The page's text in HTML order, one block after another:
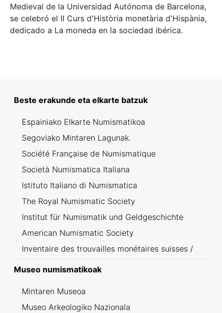
Medieval de la Universidad Autónoma de Barcelona,
se celebró el II Curs d'Història monetària d'Hispània,
dedicado a La moneda en la sociedad ibérica.
Beste erakunde eta elkarte batzuk
Espainiako Elkarte Numismatikoa
Segoviako Mintaren Lagunak.
Société Française de Numismatique
Società Numismatica Italiana
Istituto Italiano di Numismatica
The Royal Numismatic Society
Institut für Numismatik und Geldgeschichte
American Numismatic Society
Inventaire des trouvailles monétaires suisses /
Museo numismatikoak
Mintaren Museoa
Museo Arkeologiko Nazionala